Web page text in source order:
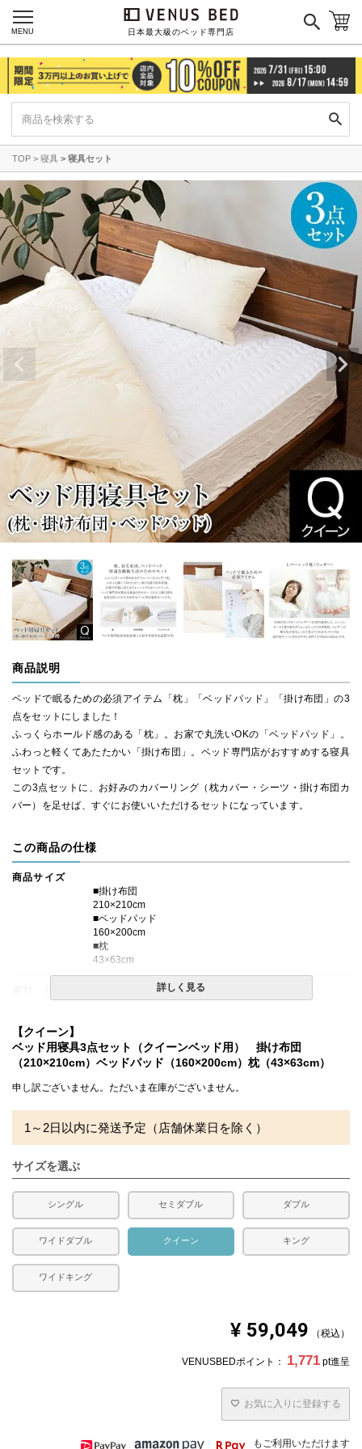
日本最大級のベッド専門店
MENU
TOP 寝具 寝具セット
商品説明
ベッドで眠るための必須アイテム「枕」「ベッドパッド」「掛け布団」の3
点をセットにしました！
ふっくらホールド感のある「枕」。お家で丸洗いOKの「ベッドパッド」。
ふわっと軽くてあたたかい「掛け布団」。ベッド専門店がおすすめする寝具
セットです。
この3点セットに、お好みのカバーリング（枕カバー・シーツ・掛け布団カ
バー）を足せば、すぐにお使いいただけるセットになっています。
この商品の仕様
商品サイズ
■掛け布団
210×210cm
■ベッドパッド
160×200cm
■枕
43×63cm
■掛け布団
（40番手、平織り、打ち込み230本)
詰め物：中国産グレーダックダウン 85％、フェザー15%
かさ高：8～9cm前後
合い掛け布団です。
表地：ポリ100%（ピーチスキン）
裏地：ポリ100%（ピーチスキン）
中綿：ポリ100%
側生地：綿100％ 生成
充填量：0.9kg
※北海道・沖縄・離島等一部地域へのお届けは別途送料が
※できる限り実際の色を再現するよう心がけております
が、閲覧環境により誤差がでる場合がございますのでご了
詳しく見る
【クイーン】
ベッド用寝具3点セット（クイーンベッド用） 掛け布団
（210×210cm）ベッドパッド（160×200cm）枕（43×63cm）
申し訳ございません。ただいま在庫がございません。
1～2日以内に発送予定（店舗休業日を除く）
サイズを選ぶ
シングル セミダブル ダブル
ワイドダブル クイーン キング
ワイドキング
¥ 59,049 税込
VENUSBEDポイント： 1,771 pt進呈
お気に入りに登録する
もご利用いただけます